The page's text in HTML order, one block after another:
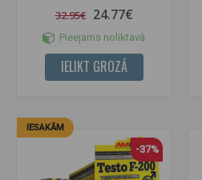
32.95€ 24.77€
Pieejams noliktavā
IELIKT GROZĀ
IESAKĀM
-37%